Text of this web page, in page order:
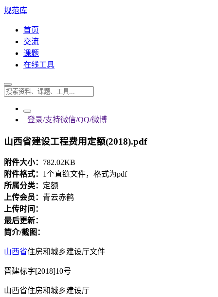
规范库
首页
交流
课题
在线工具
登录/支持微信/QQ/微博
山西省建设工程费用定额(2018).pdf
附件大小： 782.02KB
附件格式： 1个直链文件，格式为pdf
所属分类： 定额
上传会员： 青云赤鹤
上传时间：
最后更新：
简介/截图：
山西省住房和城乡建设厅文件
晋建标字[2018]10号
山西省住房和城乡建设厅